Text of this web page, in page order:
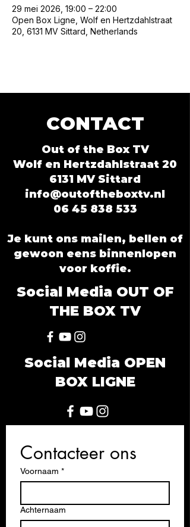
29 mei 2026, 19:00 – 22:00
Open Box Ligne, Wolf en Hertzdahlstraat
20, 6131 MV Sittard, Netherlands
CONTACT
Out of the Box TV
Wolf en Hertzdahlstraat 20
6131 MV Sittard
info@outoftheboxtv.nl
06 45 838 533
Je kunt ons mailen, bellen of
gewoon eens binnenlopen
voor koffie.
Social Media OUT OF
THE BOX TV
Social Media OPEN
BOX LIGNE
Contacteer ons
Voornaam *
Achternaam